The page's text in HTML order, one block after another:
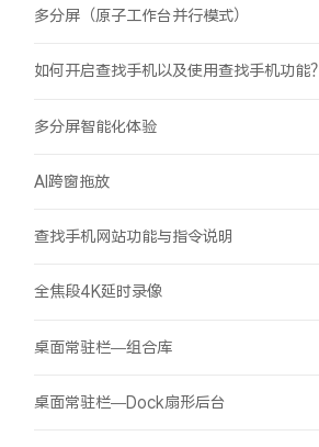
多分屏（原子工作台并行模式）
如何开启查找手机以及使用查找手机功能？
多分屏智能化体验
AI跨窗拖放
查找手机网站功能与指令说明
全焦段4K延时录像
桌面常驻栏—组合库
桌面常驻栏—Dock扇形后台